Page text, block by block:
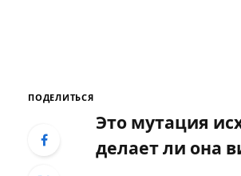
ПОДЕЛИТЬСЯ
Это мутация
делает ли она